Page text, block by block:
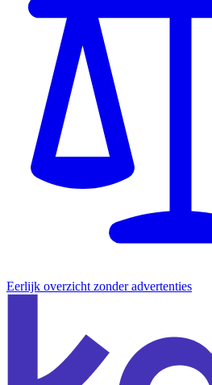
Eerlijk overzicht zonder advertenties